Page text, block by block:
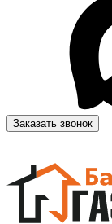
Заказать звонок